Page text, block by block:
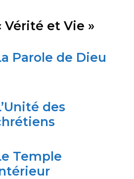
Vérité et Vie »
Parole de Dieu
des
Temple